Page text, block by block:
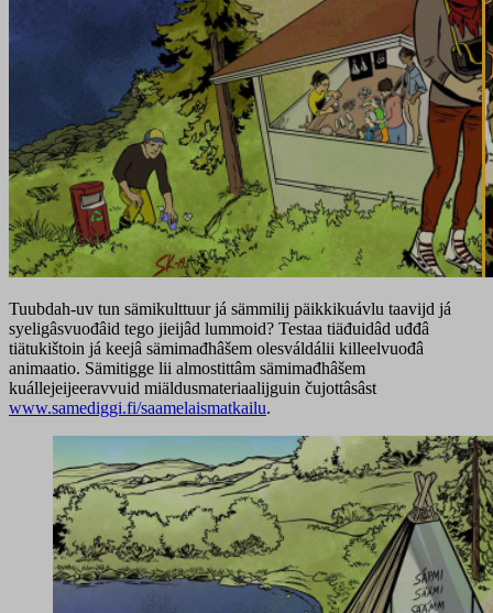
Tuubdah-uv tun sämikulttuur já sämmilij päikkikuávlu taavijd já
syeligâsvuođâid tego jieijâd lummoid? Testaa tiäđuidâd uđđâ
tiätukištoin já keejâ sämimađhâšem olesváldálii killeelvuođâ
animaatio. Sämitigge lii almostittâm sämimađhâšem
kuállejeijeeravvuid miäldusmateriaalijguin čujottâsâst
www.samediggi.fi/saamelaismatkailu.